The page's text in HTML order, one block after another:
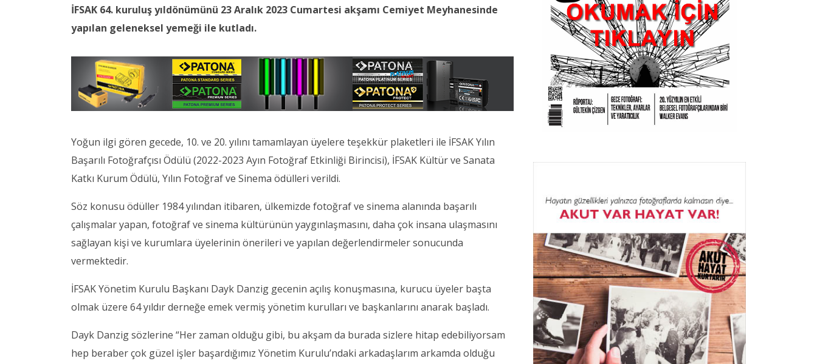
İFSAK 64. kuruluş yıldönümünü 23 Aralık 2023 Cumartesi akşamı Cemiyet Meyhanesinde
yapılan geleneksel yemeği ile kutladı.
Yoğun ilgi gören gecede, 10. ve 20. yılını tamamlayan üyelere teşekkür plaketleri ile İFSAK Yılın
Başarılı Fotoğrafçısı Ödülü (2022-2023 Ayın Fotoğraf Etkinliği Birincisi), İFSAK Kültür ve Sanata
Katkı Kurum Ödülü, Yılın Fotoğraf ve Sinema ödülleri verildi.
Söz konusu ödüller 1984 yılından itibaren, ülkemizde fotoğraf ve sinema alanında başarılı
çalışmalar yapan, fotoğraf ve sinema kültürünün yaygınlaşmasını, daha çok insana ulaşmasını
sağlayan kişi ve kurumlara üyelerinin önerileri ve yapılan değerlendirmeler sonucunda
vermektedir.
İFSAK Yönetim Kurulu Başkanı Dayk Danzig gecenin açılış konuşmasına, kurucu üyeler başta
olmak üzere 64 yıldır derneğe emek vermiş yönetim kurulları ve başkanlarını anarak başladı.
Dayk Danzig sözlerine “Her zaman olduğu gibi, bu akşam da burada sizlere hitap edebiliyorsam
hep beraber çok güzel işler başardığımız Yönetim Kurulu’ndaki arkadaşlarım arkamda olduğu